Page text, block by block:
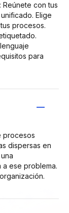
Reúnete con tus
Elige
procesos.
para
procesos
dispersas en
a ese problema.